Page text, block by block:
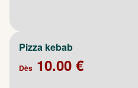
Pizza kebab
Dès 10.00 €